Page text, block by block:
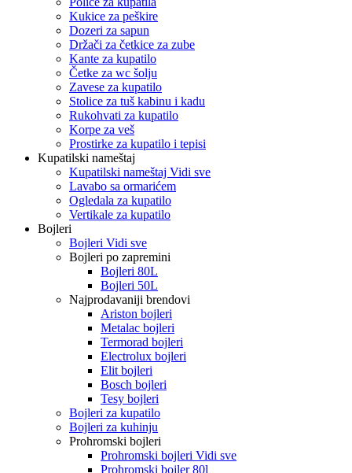
Kukice za peškire
Dozeri za sapun
Držači za četkice za zube
Kante za kupatilo
Četke za wc šolju
Zavese za kupatilo
Stolice za tuš kabinu i kadu
Rukohvati za kupatilo
Korpe za veš
Prostirke za kupatilo i tepisi
Kupatilski nameštaj
Kupatilski nameštaj Vidi sve
Lavabo sa ormarićem
Ogledala za kupatilo
Vertikale za kupatilo
Bojleri
Bojleri Vidi sve
Bojleri po zapremini
Bojleri 80L
Bojleri 50L
Najprodavaniji brendovi
Ariston bojleri
Metalac bojleri
Termorad bojleri
Electrolux bojleri
Elit bojleri
Bosch bojleri
Tesy bojleri
Bojleri za kupatilo
Bojleri za kuhinju
Prohromski bojleri
Prohromski bojleri Vidi sve
Prohromski bojler 80l